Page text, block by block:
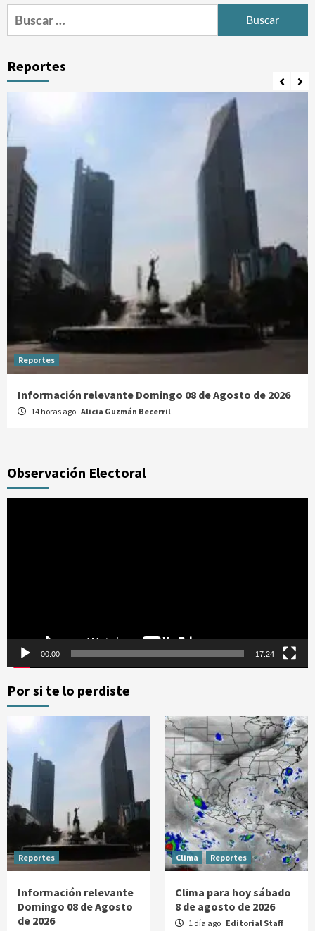
Buscar:
Reportes
Reportes
Información relevante Domingo 08 de Agosto de 2026
14 horas ago Alicia Guzmán Becerril
Observación Electoral
00:00 17:24
Por si te lo perdiste
Reportes
Información relevante
Domingo 08 de Agosto
de 2026
Clima Reportes
Clima para hoy sábado
8 de agosto de 2026
1 día ago Editorial Staff